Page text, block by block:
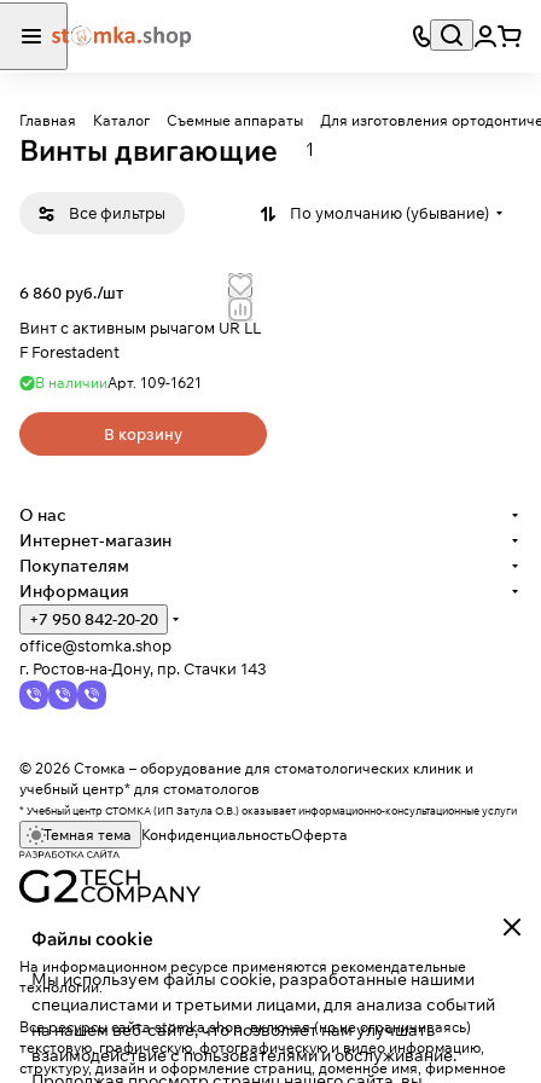
Главная Каталог Съемные аппараты Для изготовления
Винты двигающие 1
Все фильтры По умолчанию (убывание)
6 860 руб./шт
Винт с активным рычагом UR LL
F Forestadent
В наличииАрт. 109-1621
В корзину
Файлы cookie
Мы используем файлы cookie, разработанные нашими
специалистами и третьими лицами, для анализа событий
на нашем веб-сайте, что позволяет нам улучшать
взаимодействие с пользователями и обслуживание.
О нас
Интернет-магазин
Покупателям
Информация
+7 950 842-20-20
office@stomka.shop
г. Ростов-на-Дону, пр. Стачки 143
© 2026 Стомка – оборудование для стоматологических клиник и
учебный центр* для стоматологов
* Учебный центр СТОМКА (ИП Затула О.В.) оказывает информационно-консультационные услуги
Темная тема КонфиденциальностьОферта
На информационном ресурсе применяются рекомендательные
технологии.
Все ресурсы сайта stomka.shop, включая (но не ограничиваясь)
текстовую, графическую, фотографическую и видео информацию,
структуру, дизайн и оформление страниц, доменное имя, фирменное